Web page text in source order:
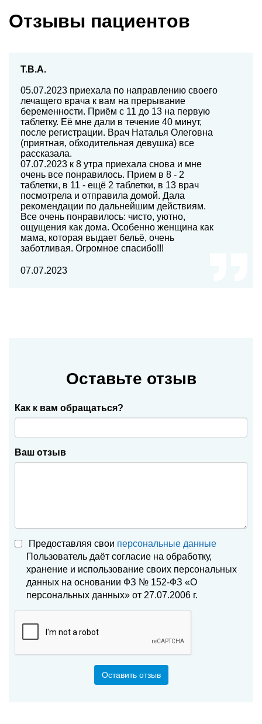
Отзывы пациентов
Т.В.А.
05.07.2023 приехала по направлению своего
лечащего врача к вам на прерывание
беременности. Приём с 11 до 13 на первую
таблетку. Её мне дали в течение 40 минут,
после регистрации. Врач Наталья Олеговна
(приятная, обходительная девушка) все
рассказала.
07.07.2023 к 8 утра приехала снова и мне
очень все понравилось. Прием в 8 - 2
таблетки, в 11 - ещё 2 таблетки, в 13 врач
посмотрела и отправила домой. Дала
рекомендации по дальнейшим действиям.
Все очень понравилось: чисто, уютно,
ощущения как дома. Особенно женщина как
мама, которая выдает бельё, очень
заботливая. Огромное спасибо!!!
07.07.2023
Оставьте отзыв
Как к вам обращаться?
Ваш отзыв
Предоставляя свои персональные данные
Пользователь даёт согласие на обработку,
хранение и использование своих персональных
данных на основании ФЗ № 152-ФЗ «О
персональных данных» от 27.07.2006 г.
Оставить отзыв